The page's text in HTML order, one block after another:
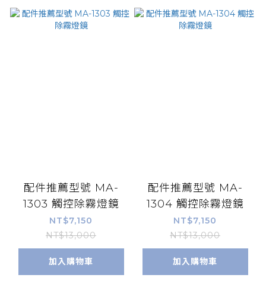
配件推薦型號 MA-
1303 觸控除霧燈鏡
NT$7,150
NT$13,000
加入購物車
配件推薦型號 MA-
1304 觸控除霧燈鏡
NT$7,150
NT$13,000
加入購物車